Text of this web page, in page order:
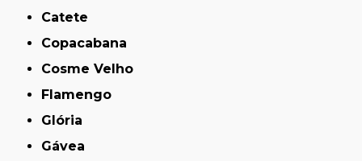
Catete
Copacabana
Cosme Velho
Flamengo
Glória
Gávea